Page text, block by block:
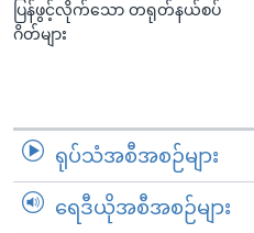
ပြန်ဖွင့်လိုက်သော တရုတ်နယ်စပ်
ဂိတ်များ
ရုပ်သံအစီအစဉ်များ
ရေဒီယိုအစီအစဉ်များ